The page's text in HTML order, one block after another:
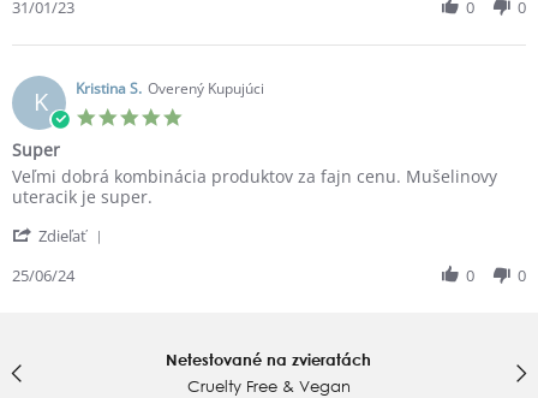
on
Jan
2023
Katarína
on
31
Jan
31/01/23 0 0
K Kristina S. Overený Kupujúci
Super
Review
by
S.
25
review
stating
Veľmi dobrá kombinácia produktov za fajn cenu. Mušelinovy
uteracik je super.
Zdieľať
25/06/24 0 0
Netestované na zvieratách
Cruelty Free & Vegan